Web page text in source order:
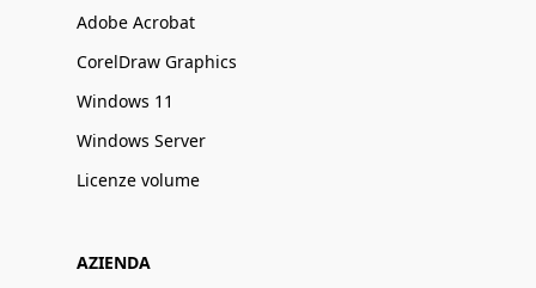
Adobe Acrobat
CorelDraw Graphics
Windows 11
Windows Server
Licenze volume
AZIENDA